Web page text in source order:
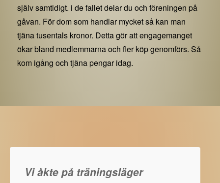
själv samtidigt. i de fallet delar du och föreningen på
gåvan. För dom som handlar mycket så kan man
tjäna tusentals kronor. Detta gör att engagemanget
ökar bland medlemmarna och fler köp genomförs. Så
kom igång och tjäna pengar idag.
Vi åkte på träningsläger